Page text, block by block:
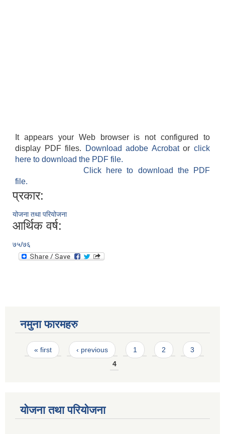
It appears your Web browser is not configured to
display PDF files.
Download adobe Acrobatorclick
here to download the PDF file.
Click here to download the PDF
file.
प्रकार:
योजना तथा परियोजना
आर्थिक वर्ष:
७५/७६
नमुना फारमहरु
Pages
« first ‹ previous 1 2
3
4
योजना तथा परियोजना